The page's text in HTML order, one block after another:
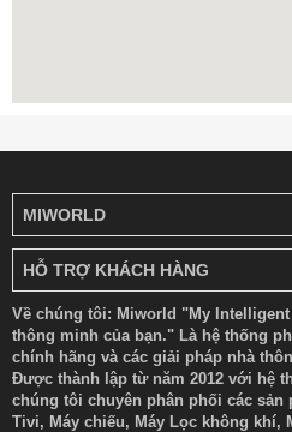
Bật tắt từ xa
Theo dõi trạng thái thiết bị
Cập nhật OTA liên tục
Tùy chỉnh chế độ ngủ
MIWORLD
HỖ TRỢ KHÁCH HÀNG
Về chúng tôi: Miworld "My
thông minh của bạn." Là hệ thống
chính hãng và các giải pháp nhà
Được thành lập từ năm 2012 với hệ
chúng tôi chuyên phân phối các sản
Tivi, Máy chiếu, Máy Lọc không khí,